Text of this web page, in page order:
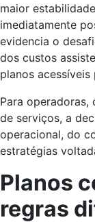
maior
imediatamente
evidencia o
dos custos
planos
Para operadoras,
de serviços, a
operacional, do
estratégias
Planos
regras